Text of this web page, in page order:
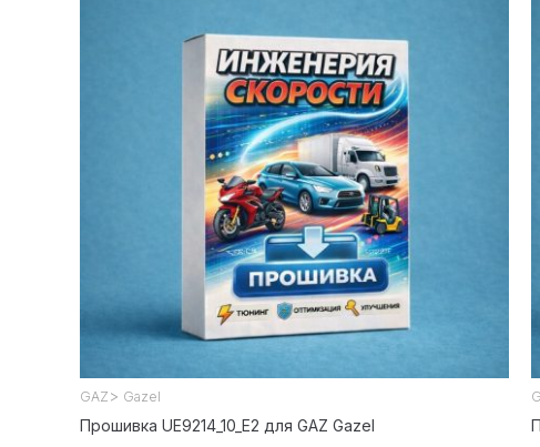
GAZ > Gazel
Прошивка UE9214_10_E2 для GAZ Gazel